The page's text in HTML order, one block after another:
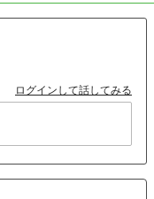
ログインして話してみる